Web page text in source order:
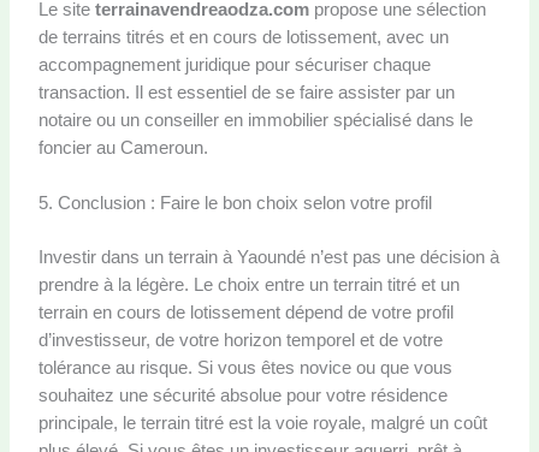
Le site terrainavendreaodza.compropose une sélection
de terrains titrés et en cours de lotissement, avec un
accompagnement juridique pour sécuriser chaque
transaction. Il est essentiel de se faire assister par un
notaire ou un conseiller en immobilier spécialisé dans le
foncier au Cameroun.
5. Conclusion : Faire le bon choix selon votre profil
Investir dans un terrain à Yaoundé n’est pas une décision à
prendre à la légère. Le choix entre un terrain titré et un
terrain en cours de lotissement dépend de votre profil
d’investisseur, de votre horizon temporel et de votre
tolérance au risque. Si vous êtes novice ou que vous
souhaitez une sécurité absolue pour votre résidence
principale, le terrain titré est la voie royale, malgré un coût